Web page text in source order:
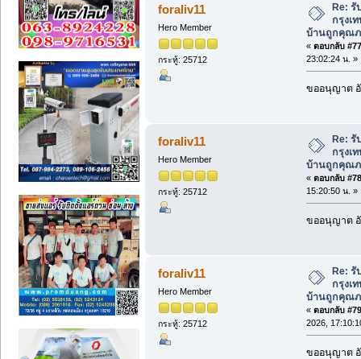
foraliv11
Hero Member
กระทู้: 25712
Re: รั
กรุงเ
บ้านถูกคุณภ
« ตอบกลับ
23:02:24 น. »
ขออนุญาต
foraliv11
Hero Member
กระทู้: 25712
Re: รั
กรุงเ
บ้านถูกคุณภ
« ตอบกลับ
15:20:50 น. »
ขออนุญาต
foraliv11
Hero Member
กระทู้: 25712
Re: รั
กรุงเ
บ้านถูกคุณภ
« ตอบกลับ
2026,
ขออนุญาต